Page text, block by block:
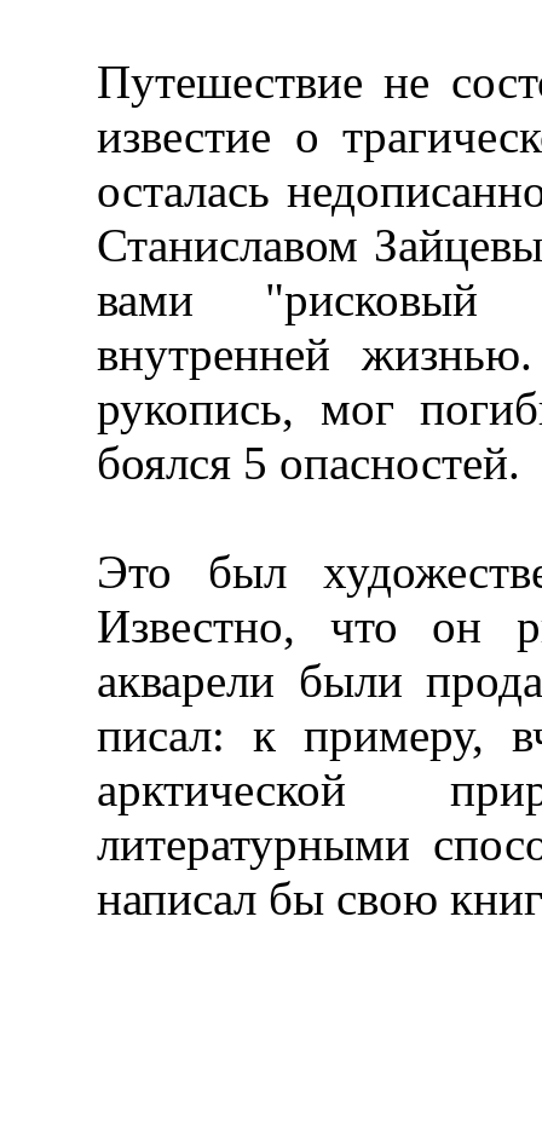
Путешествие не
известие о
осталась
Станиславом
вами "рисковый
внутренней
рукопись, мог
боялся 5 опасностей.
Это был
Известно, что он
акварели были
писал: к примеру,
арктической
литературными
написал бы свою